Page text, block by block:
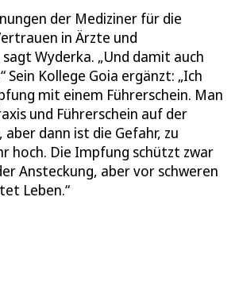
der Mediziner für die
in Ärzte und
Wyderka. „Und damit auch
Sein Kollege Goia ergänzt: „Ich
mit einem Führerschein. Man
und Führerschein auf der
dann ist die Gefahr, zu
hoch. Die Impfung schützt zwar
Ansteckung, aber vor schweren
Leben.“